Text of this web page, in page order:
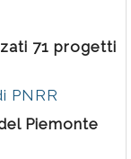
71 progetti
PNRR
Piemonte